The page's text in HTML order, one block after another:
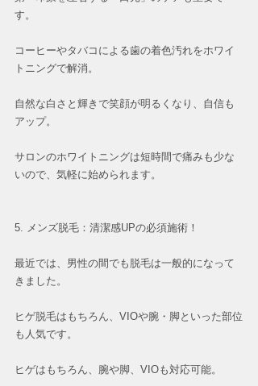
す。
コーヒーやタバコによる歯の着色汚れをホワイ
トニングで解消。
自然な白さと輝きで笑顔が明るくなり、自信も
アップ。
サロンのホワイトニングは短時間で痛みも少な
いので、気軽に始められます。
5. メンズ脱毛：清潔感UPの必須施術！
最近では、男性の間でも脱毛は一般的になって
きました。
ヒゲ脱毛はもちろん、VIOや腕・脚といった部位
も人気です。
ヒゲはもちろん、腕や脚、VIOも対応可能。